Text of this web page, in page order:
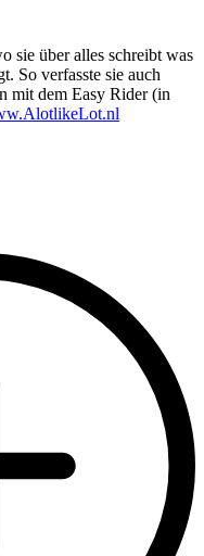
sie über alles schreibt was
So verfasste sie auch
mit dem Easy Rider (in